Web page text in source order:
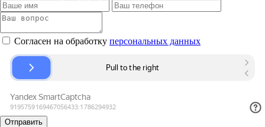
Согласен на обработку персональных данных
Отправить